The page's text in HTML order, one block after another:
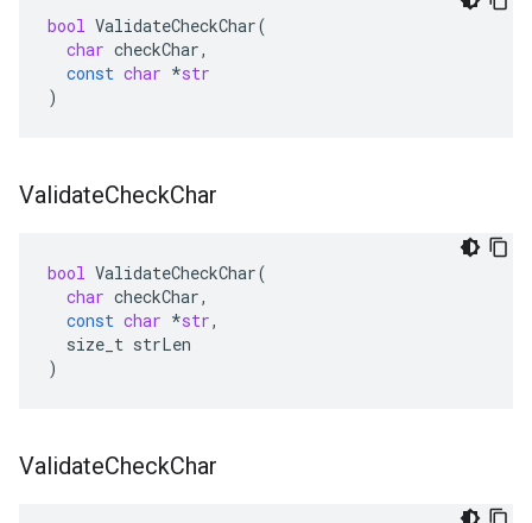
bool ValidateCheckChar(
char checkChar,
const char *str
)
ValidateCheckChar
bool ValidateCheckChar(
char checkChar,
const char *str,
size_t strLen
)
ValidateCheckChar